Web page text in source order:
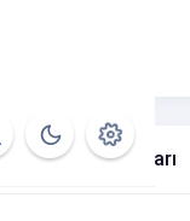
Ve Yayın Sayıları